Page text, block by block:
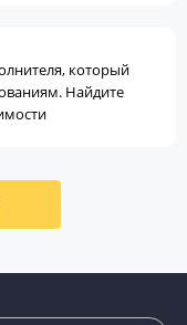
который
Найдите